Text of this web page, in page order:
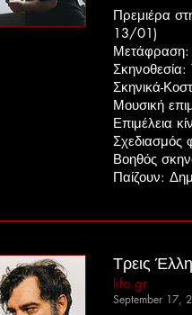
Πρεμιέρα
13/01)
Μετάφραση:
Σκηνοθεσία:
Σκηνικά-
Μουσική
Επιμέλεια
Σχεδιασμός
Βοηθός
Παίζουν:
Τρεις
lifo.gr
September 17,